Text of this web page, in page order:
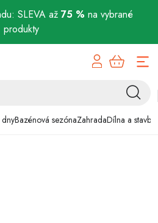
SLEVA až 75 % na vybrané
produkty
Bazénová sezónaZahradaDílna a stavba